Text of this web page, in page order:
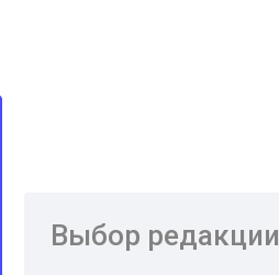
Выбор редакции